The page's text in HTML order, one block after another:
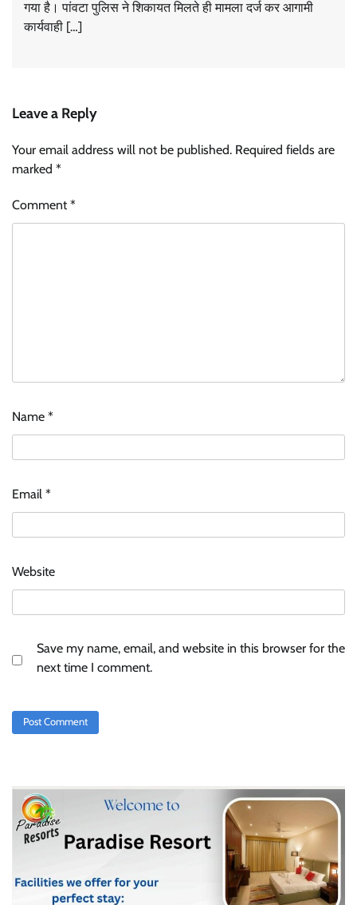
गया है। पांवटा पुलिस ने शिकायत मिलते ही मामला दर्ज कर आगामी
कार्यवाही […]
Leave a Reply
Your email address will not be published. Required fields are
marked *
Comment*
Name *
Email *
Website
Save my name, email, and website in this browser for the
next time I comment.